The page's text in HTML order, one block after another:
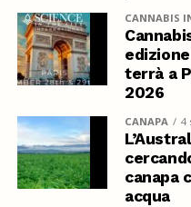
CANNABIS
terrà a
2026
CANAPA 4
canapa
acqua